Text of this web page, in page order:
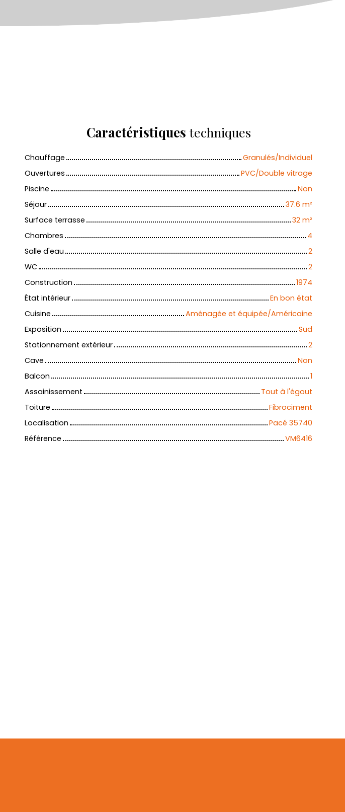
Caractéristiques techniques
Chauffage
Granulés/Individuel
Ouvertures
PVC/Double vitrage
Piscine
Non
Séjour
37.6 m²
Surface terrasse
32 m²
Chambres
4
Salle d'eau
2
WC
2
Construction
1974
État intérieur
En bon état
Cuisine
Aménagée et équipée/Américaine
Exposition
Sud
Stationnement extérieur
2
Cave
Non
Balcon
1
Assainissement
Tout à l'égout
Toiture
Fibrociment
Localisation
Pacé 35740
Référence
VM6416